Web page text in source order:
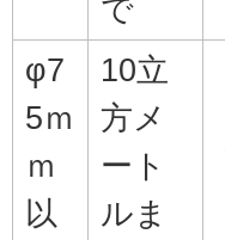
で
φ7
5ｍ
ｍ
以
10立
方メ
ート
ルま